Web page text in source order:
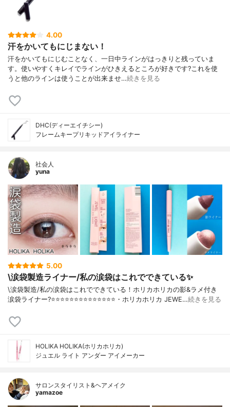
4.00
汗をかいてもにじまない！
汗をかいてもにじむことなく、一日中ラインがはっきりと残っていま
す。使いやすくキレイでラインがひきえるところが好きです?これを使
うと他のラインは使うことが出来ませ…続きを見る
DHC(ディーエイチシー)
フレームキープリキッドアイライナー
社会人
yuna
5.00
\涙袋製造ライナー/私の涙袋はこれでできている✨
\涙袋製造/私の涙袋はこれでできている！ホリカホリカの影&ラメ付き
涙袋ライナー?⭐️⭐️⭐️⭐️⭐️⭐️⭐️⭐️⭐️⭐️⭐️⭐️⭐️⭐️・ホリカホリカ JEWE…続きを見る
HOLIKA HOLIKA(ホリカホリカ)
ジュエル ライト アンダー アイメーカー
サロンスタイリスト&ヘアメイク
yamazoe